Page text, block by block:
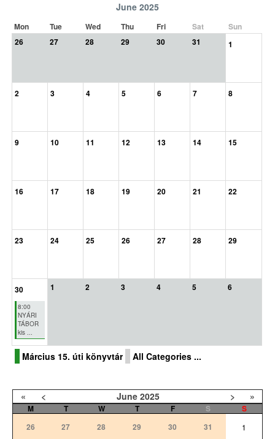
June 2025
Mon Tue Wed Thu Fri Sat
Sun
26
27 28 29 30 31 1
2 3 4 5 6 7 8
9 10 11 12 13 14 15
16 17 18 19 20 21 22
23 24 25 26 27 28 29
30
8:00
NYÁRI
TÁBOR
kis ...
1 2 3 4 5 6
Március 15. úti könyvtár All Categories ...
« < June 2025 > »
M T W T F S
S
26
27 28 29 30 31 1